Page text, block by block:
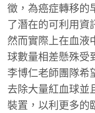
徵，為癌症轉移的
了潛在的可利用資
然而實際上在血液
球數量相差懸殊受
李博仁老師團隊希
去除大量紅血球並
裝置，以利更多的